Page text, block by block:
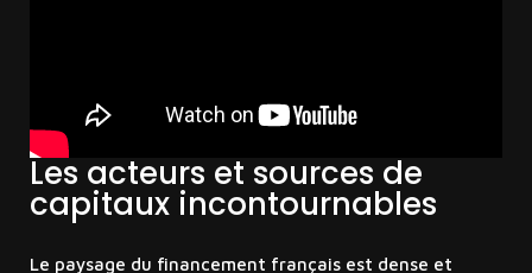
Les acteurs et sources de
capitaux incontournables
Le paysage du financement français est dense et